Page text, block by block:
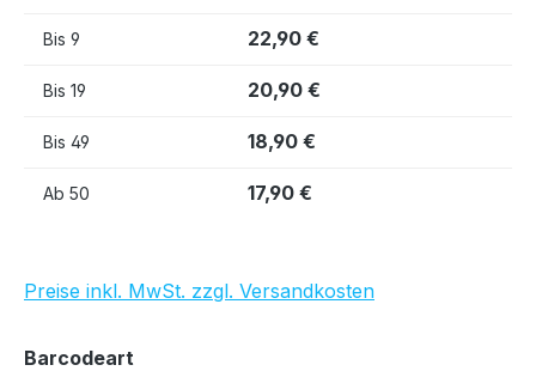
Bis 9 22,90 €
Bis 19 20,90 €
Bis 49 18,90 €
Ab 50 17,90 €
Preise inkl. MwSt. zzgl. Versandkosten
Barcodeart